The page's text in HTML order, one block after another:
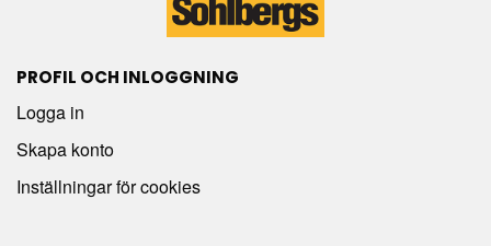
PROFIL OCH INLOGGNING
Logga in
Skapa konto
Inställningar för cookies